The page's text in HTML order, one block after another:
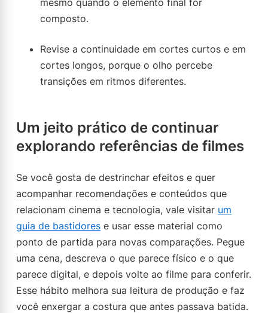
mesmo quando o elemento final for
composto.
Revise a continuidade em cortes curtos e em
cortes longos, porque o olho percebe
transições em ritmos diferentes.
Um jeito prático de continuar
explorando referências de filmes
Se você gosta de destrinchar efeitos e quer
acompanhar recomendações e conteúdos que
relacionam cinema e tecnologia, vale visitar um
guia de bastidores e usar esse material como
ponto de partida para novas comparações. Pegue
uma cena, descreva o que parece físico e o que
parece digital, e depois volte ao filme para conferir.
Esse hábito melhora sua leitura de produção e faz
você enxergar a costura que antes passava batida.